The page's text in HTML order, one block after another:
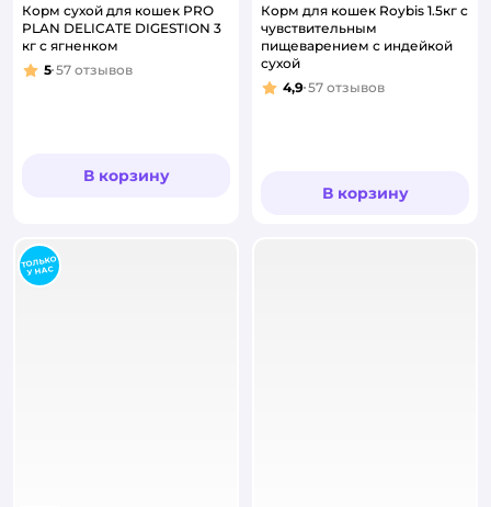
Корм сухой для кошек PRO
PLAN DELICATE DIGESTION 3
кг с ягненком
Рейтинг:
5 57 отзывов
В корзину
Корм для кошек Roybis 1.5кг с
чувствительным
пищеварением с индейкой
сухой
Рейтинг:
4,9 57 отзывов
В корзину